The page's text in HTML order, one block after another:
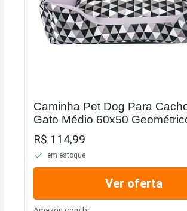
Caminha Pet Dog Para
Gato Médio 60x50
Cinza
R$ 114,99
em estoque
Ver oferta